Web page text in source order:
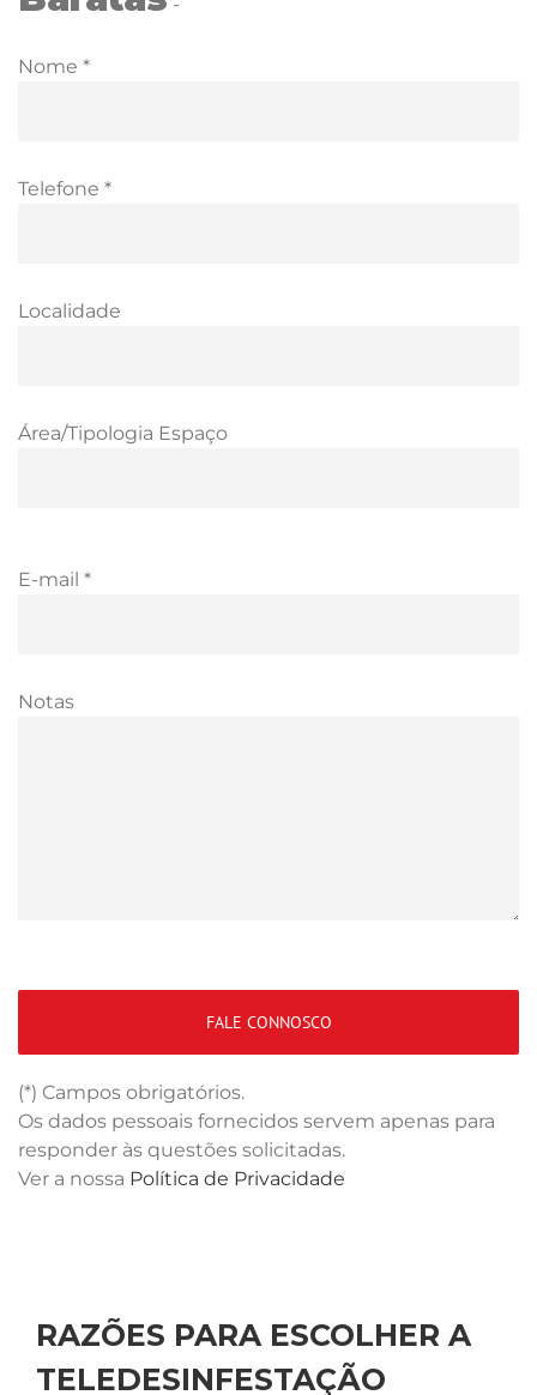
Nome *
Telefone *
Localidade
Área/Tipologia Espaço
E-mail *
Notas
(*) Campos obrigatórios.
Os dados pessoais fornecidos servem apenas para
responder às questões solicitadas.
Ver a nossa Política de Privacidade
RAZÕES PARA ESCOLHER A
TELEDESINFESTAÇÃO